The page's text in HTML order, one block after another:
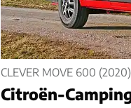
CLEVER MOVE 600 (2020)
Citroën-